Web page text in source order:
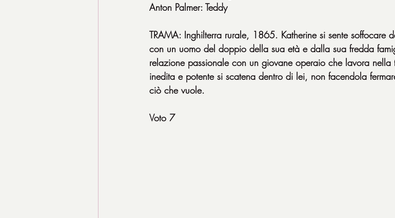
Anton Palmer: Teddy
TRAMA: Inghilterra rurale, 1865. Katherine si sente soffocare
con un uomo del doppio della sua età e dalla sua fredda
relazione passionale con un giovane operaio che lavora
inedita e potente si scatena dentro di lei, non facendola
ciò che vuole.
Voto 7